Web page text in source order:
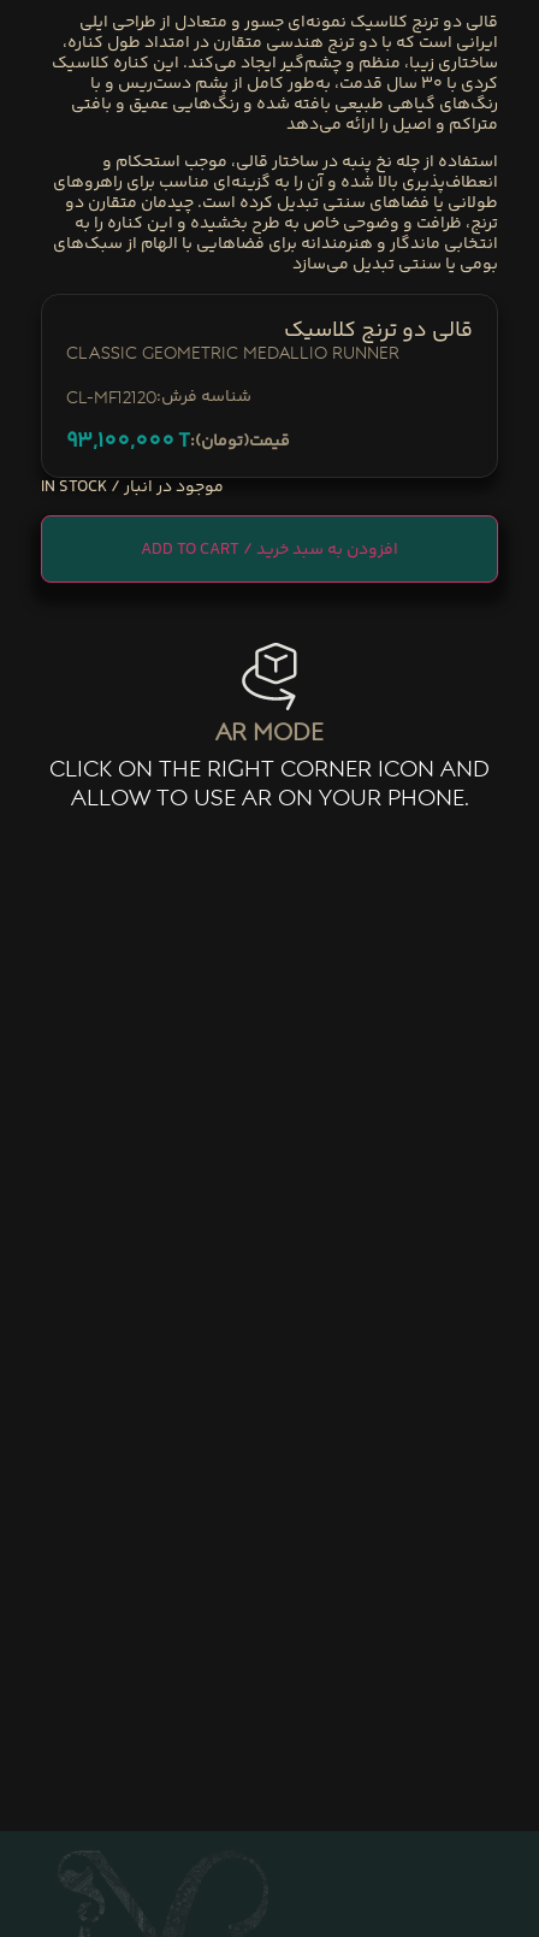
قالی دو ترنج کلاسیک نمونه‌ای جسور و متعادل از طراحی ایلی
ایرانی است که بادو ترنج هندسی متقارندر امتداد طول کناره،
ساختاری زیبا، منظم و چشم‌گیر ایجاد می‌کند. این کناره کلاسیک
کردی با ۳۰ سال قدمت ، به‌طور کامل ازپشم دست‌ریس و با
رنگ‌های گیاهی طبیعی بافته شده و رنگ‌هایی عمیق و بافتی
متراکم و اصیل را ارائه می‌دهد
استفاده ازچله نخ پنبهدر ساختار قالی، موجب استحکام و
انعطاف‌پذیری بالا شده و آن را به گزینه‌ای مناسب برای راهروهای
طولانی یا فضاهای سنتی تبدیل کرده است. چیدمان متقارن دو
ترنج، ظرافت و وضوحی خاص به طرح بخشیده و این کناره را به
انتخابی ماندگار و هنرمندانه برای فضاهایی با الهام از سبک‌های
بومی یا سنتی تبدیل می‌سازد
قالی دو ترنج کلاسیک
Classic Geometric Medallio Runner
CL-mf12120 :شناسه فرش
93,100,000T :قیمت(تومان)
IN STOCK
ADD TO CART
ar mode
click on the right corner icon and
allow to use ar on your phone.